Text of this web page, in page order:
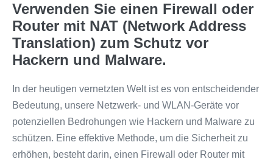
Verwenden Sie einen Firewall oder
Router mit NAT (Network Address
Translation) zum Schutz vor
Hackern und Malware.
In der heutigen vernetzten Welt ist es von entscheidender
Bedeutung, unsere Netzwerk- und WLAN-Geräte vor
potenziellen Bedrohungen wie Hackern und Malware zu
schützen. Eine effektive Methode, um die Sicherheit zu
erhöhen, besteht darin, einen Firewall oder Router mit